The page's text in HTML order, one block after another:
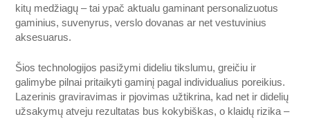
kitų medžiagų – tai ypač aktualu gaminant personalizuotus
gaminius, suvenyrus, verslo dovanas ar net vestuvinius
aksesuarus.
Šios technologijos pasižymi dideliu tikslumu, greičiu ir
galimybe pilnai pritaikyti gaminį pagal individualius poreikius.
Lazerinis graviravimas ir pjovimas užtikrina, kad net ir didelių
užsakymų atveju rezultatas bus kokybiškas, o klaidų rizika –